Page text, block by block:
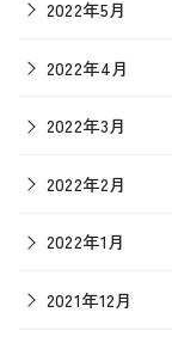
2022年5月
2022年4月
2022年3月
2022年2月
2022年1月
2021年12月